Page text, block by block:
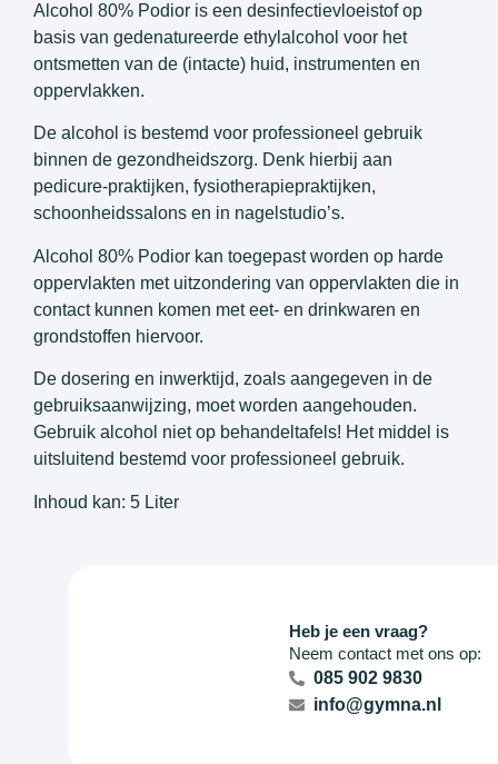
Alcohol 80% Podior is een desinfectievloeistof op
basis van gedenatureerde ethylalcohol voor het
ontsmetten van de (intacte) huid, instrumenten en
oppervlakken.
De alcohol is bestemd voor professioneel gebruik
binnen de gezondheidszorg. Denk hierbij aan
pedicure-praktijken, fysiotherapiepraktijken,
schoonheidssalons en in nagelstudio’s.
Alcohol 80% Podior kan toegepast worden op harde
oppervlakten met uitzondering van oppervlakten die in
contact kunnen komen met eet- en drinkwaren en
grondstoffen hiervoor.
De dosering en inwerktijd, zoals aangegeven in de
gebruiksaanwijzing, moet worden aangehouden.
Gebruik alcohol niet op behandeltafels! Het middel is
uitsluitend bestemd voor professioneel gebruik.
Inhoud kan: 5 Liter
Heb je een vraag?
Neem contact met ons op:
085 902 9830
info@gymna.nl